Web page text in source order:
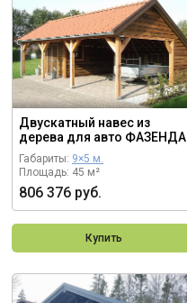
Двускатный навес из
дерева для авто ФАЗЕНДА
Габариты: 9×5 м.
Площадь: 45 м²
806 376 руб.
Купить